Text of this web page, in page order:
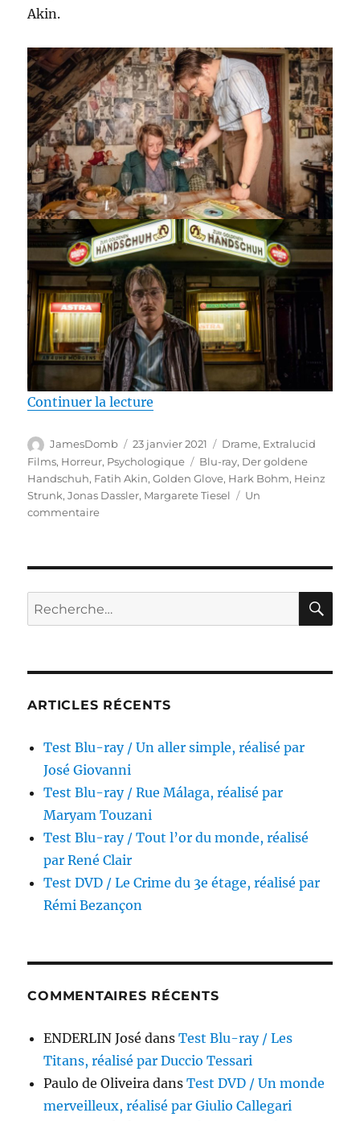
Akin.
Continuer la lecture
Auteur
JamesDomb
Publié
le
23 janvier 2021 Catégories
Drame, Extralucid
Films, Horreur, Psychologique Étiquettes
Blu-ray, Der goldene
Handschuh, Fatih Akin,Golden Glove, Hark Bohm, Heinz
Strunk,Jonas Dassler, Margarete Tiesel
Un
commentairesur
Golden
Glove,
réalisé
Recherche
pour :
ARTICLES RÉCENTS
Test Blu-ray / Un aller simple, réalisé par
José Giovanni
Test Blu-ray / Rue Málaga, réalisé par
Maryam Touzani
Test Blu-ray / Tout l’or du monde, réalisé
par René Clair
Test DVD / Le Crime du 3e étage, réalisé par
Rémi Bezançon
COMMENTAIRES RÉCENTS
ENDERLIN José dansTest Blu-ray / Les
Titans, réalisé par Duccio Tessari
Paulo de Oliveira dansTest DVD / Un monde
merveilleux, réalisé par Giulio Callegari